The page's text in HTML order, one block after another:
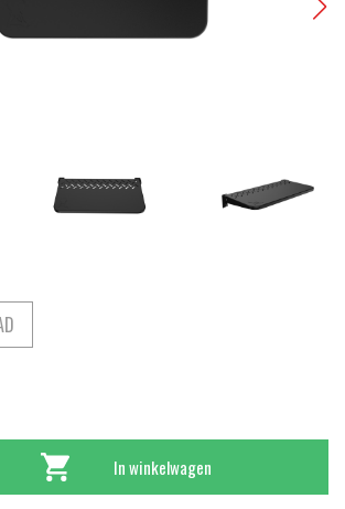
In winkelwagen